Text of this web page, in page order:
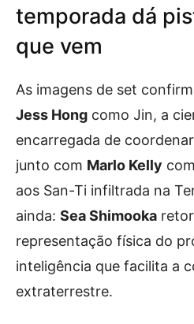
temporada dá
que vem
As imagens de set
Jess Hong como Jin, a
encarregada de
junto com Marlo Kelly
aos San-Ti infiltrada na
ainda: Sea Shimooka
representação física do
inteligência que facilita a
extraterrestre.